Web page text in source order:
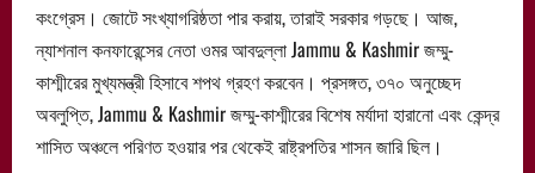
কংগ্রেস। জোটে সংখ্যাগরিষ্ঠতা পার করায়, তারাই সরকার গড়ছে। আজ,
ন্যাশনাল কনফারেন্সের নেতা ওমর আবদুল্লা Jammu & Kashmir জম্মু-
কাশ্মীরের মুখ্যমন্ত্রী হিসাবে শপথ গ্রহণ করবেন। প্রসঙ্গত, ৩৭০ অনুচ্ছেদ
অবলুপ্তি, Jammu & Kashmir জম্মু-কাশ্মীরের বিশেষ মর্যাদা হারানো এবং কেন্দ্র
শাসিত অঞ্চলে পরিণত হওয়ার পর থেকেই রাষ্ট্রপতির শাসন জারি ছিল।